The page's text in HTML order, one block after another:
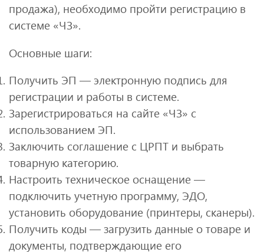
продажа), необходимо пройти регистрацию в
системе «ЧЗ».
Основные шаги:
Получить ЭП — электронную подпись для
регистрации и работы в системе.
Зарегистрироваться на сайте «ЧЗ» с
использованием ЭП.
Заключить соглашение с ЦРПТ и выбрать
товарную категорию.
Настроить техническое оснащение —
подключить учетную программу, ЭДО,
установить оборудование (принтеры, сканеры).
Получить коды — загрузить данные о товаре и
документы, подтверждающие его